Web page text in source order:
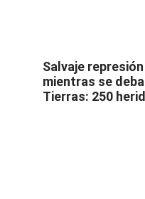
Salvaje
mientras se
Tierras: 250